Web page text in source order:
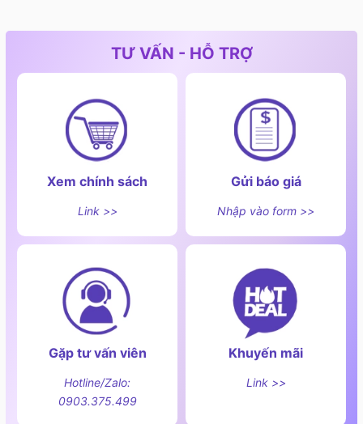
TƯ VẤN - HỖ TRỢ
Xem chính sách
Link >>
Gửi báo giá
Nhập vào form >>
Gặp tư vấn viên
Hotline/Zalo:
0903.375.499
Khuyến mãi
Link >>